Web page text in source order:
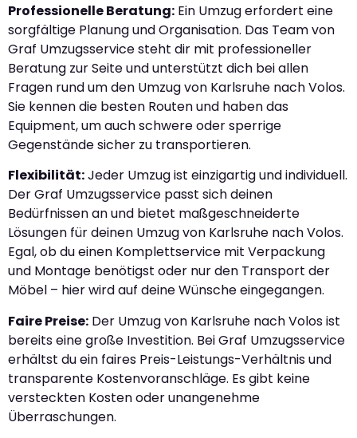
Professionelle Beratung: Ein Umzug erfordert eine
sorgfältige Planung und Organisation. Das Team von
Graf Umzugsservice steht dir mit professioneller
Beratung zur Seite und unterstützt dich bei allen
Fragen rund um den Umzug von Karlsruhe nach Volos.
Sie kennen die besten Routen und haben das
Equipment, um auch schwere oder sperrige
Gegenstände sicher zu transportieren.
Flexibilität:Jeder Umzug ist einzigartig und individuell.
Der Graf Umzugsservice passt sich deinen
Bedürfnissen an und bietet maßgeschneiderte
Lösungen für deinen Umzug von Karlsruhe nach Volos.
Egal, ob du einen Komplettservice mit Verpackung
und Montage benötigst oder nur den Transport der
Möbel – hier wird auf deine Wünsche eingegangen.
Faire Preise: Der Umzug von Karlsruhe nach Volos ist
bereits eine große Investition. Bei Graf Umzugsservice
erhältst du ein faires Preis-Leistungs-Verhältnis und
transparente Kostenvoranschläge. Es gibt keine
versteckten Kosten oder unangenehme
Überraschungen.